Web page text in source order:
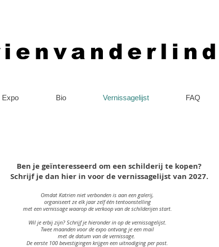
Expo Bio Vernissagelijst FAQ
Ben je geïnteresseerd om een schilderij te kopen?
Schrijf je dan hier in voor de vernissagelijst van 2027.
Omdat Katrien niet verbonden is aan een galerij,
organiseert ze elk jaar zelf één tentoonstelling
met een vernissage waarop de verkoop van de schilderijen start.
Wil je erbij zijn? Schrijf je hieronder in op de vernissagelijst.
Twee maanden voor de expo ontvang je een mail
met de datum van de vernissage.
De eerste 100 bevestigingen krijgen een uitnodiging per post.